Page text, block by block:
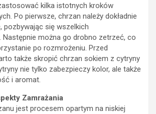
kilka istotnych kroków
Po pierwsze, chrzan należy dokładnie
pozbywając się wszelkich
Następnie można go drobno zetrzeć, co
po rozmrożeniu. Przed
także skropić chrzan sokiem z cytryny
nie tylko zabezpieczy kolor, ale także
i aromat.
Zamrażania
jest procesem opartym na niskiej